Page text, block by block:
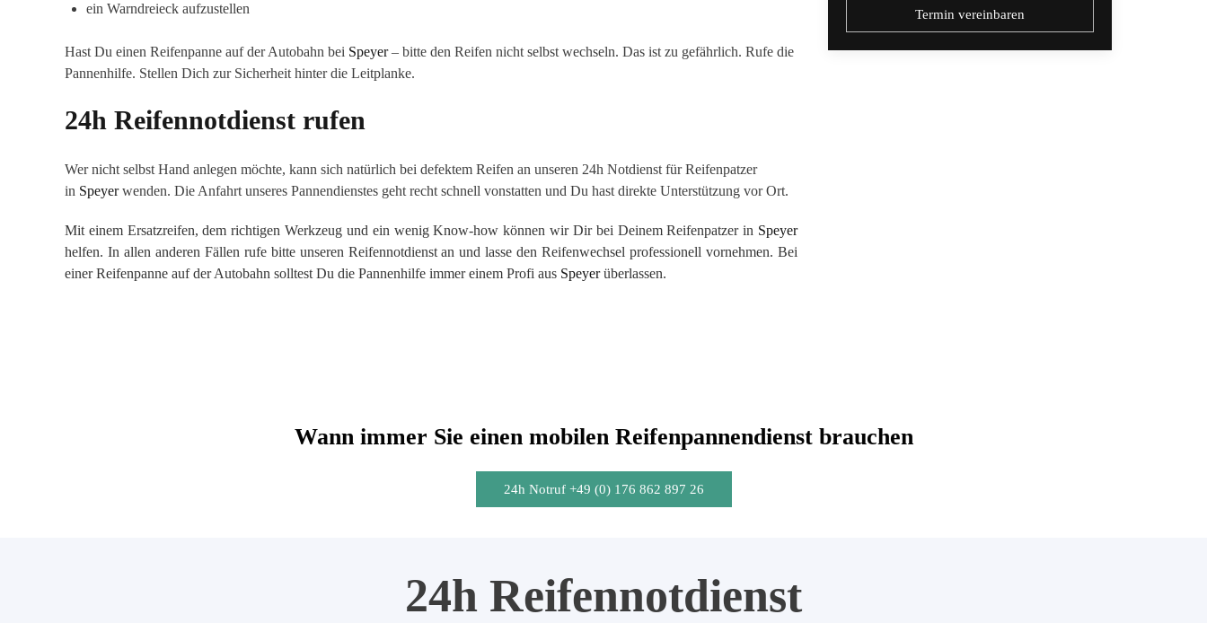
ein Warndreieck aufzustellen
Hast Du einen Reifenpanne auf der Autobahn bei Speyer– bitte den Reifen nicht selbst wechseln. Das ist zu gefährlich. Rufe die
Pannenhilfe. Stellen Dich zur Sicherheit hinter die Leitplanke.
24h Reifennotdienst rufen
Wer nicht selbst Hand anlegen möchte, kann sich natürlich bei defektem Reifen an unseren 24h Notdienst für Reifenpatzer
in Speyerwenden. Die Anfahrt unseres Pannendienstes geht recht schnell vonstatten und Du hast direkte Unterstützung vor Ort.
Mit einem Ersatzreifen, dem richtigen Werkzeug und ein wenig Know-how können wir Dir bei Deinem Reifenpatzer in Speyer
helfen. In allen anderen Fällen rufe bitte unseren Reifennotdienst an und lasse den Reifenwechsel professionell vornehmen. Bei
einer Reifenpanne auf der Autobahn solltest Du die Pannenhilfe immer einem Profi aus Speyerüberlassen.
Termin vereinbaren
Wann immer Sie einen mobilen Reifenpannendienst brauchen
24h Notruf +49 (0) 176 862 897 26
24h Reifennotdienst